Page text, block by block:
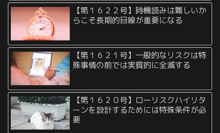
【第１６２２号】時機読みは難しいか
らこそ長期的目線が重要になる
【第１６２１号】一般的なリスクは特
殊事情の前では実質的に全滅する
【第１６２０号】ローリスクハイリタ
ーンを設計するためには特殊条件が必
要